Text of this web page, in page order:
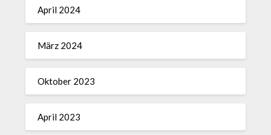
April 2024
März 2024
Oktober 2023
April 2023